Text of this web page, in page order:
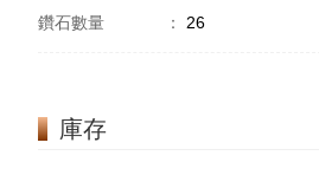
鑽石數量 ： 26
庫存